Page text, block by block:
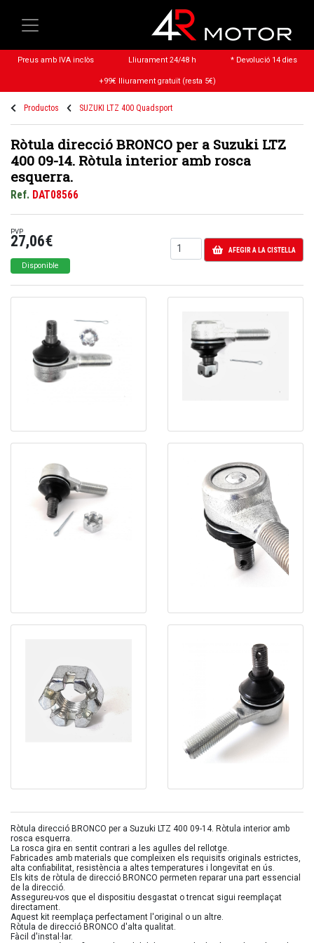
Preus amb IVA inclòs Lliurament 24/48 h * Devolució 14 dies
+99€ lliurament gratuït (resta 5€)
Productos SUZUKI LTZ 400 Quadsport
Ròtula direcció BRONCO per a Suzuki LTZ
400 09-14. Ròtula interior amb rosca
esquerra.
Ref. DAT08566
PVP
27,06€
Disponible
AFEGIR A LA CISTELLA
Ròtula direcció BRONCO per a Suzuki LTZ 400 09-14. Ròtula interior amb
rosca esquerra.
La rosca gira en sentit contrari a les agulles del rellotge.
Fabricades amb materials que compleixen els requisits originals estrictes,
alta confiabilitat, resistència a altes temperatures i longevitat en ús.
Els kits de ròtula de direcció BRONCO permeten reparar una part essencial
de la direcció.
Assegureu-vos que el dispositiu desgastat o trencat sigui reemplaçat
directament.
Aquest kit reemplaça perfectament l'original o un altre.
Ròtula de direcció BRONCO d'alta qualitat.
Fàcil d'instal·lar.